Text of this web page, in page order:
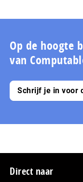
Op de hoogte
van
Schrijf je in voor
Footer
Direct naar